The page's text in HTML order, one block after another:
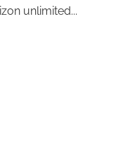
unlimited...